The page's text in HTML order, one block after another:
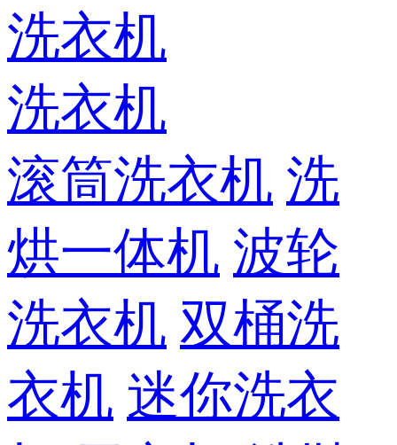
洗衣机
洗衣机
滚筒洗衣机 洗
烘一体机 波轮
洗衣机 双桶洗
衣机 迷你洗衣